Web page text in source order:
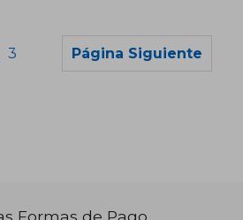
3 Página Siguiente
Formas de Pago